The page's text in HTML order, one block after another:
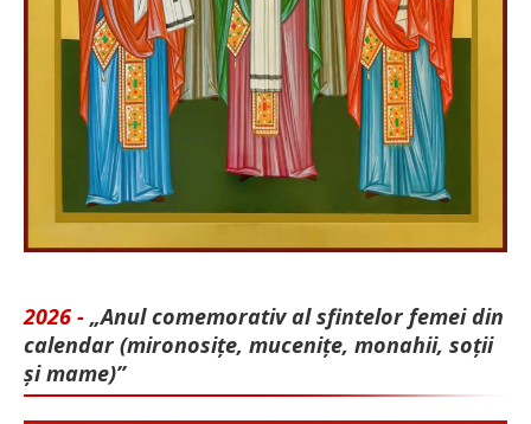
2026 - „Anul comemorativ al sfintelor femei din
calendar (mironosițe, mu­cenițe, monahii, soții
și mame)”